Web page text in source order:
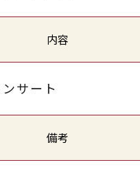
内容
サート
備考